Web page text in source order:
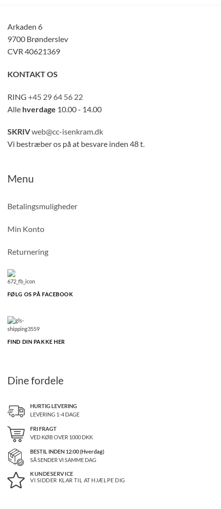
Arkaden 6
9700 Brønderslev
CVR 40621369
KONTAKT OS
RING +45 29 64 56 22
Alle hverdage 10.00 - 14.00
SKRIVweb@cc-isenkram.dk
Vi bestræber os på at besvare inden 48 t.
Menu
Betalingsmuligheder
Min Konto
Returnering
FØLG OS PÅ FACEBOOK
FIND DIN PAKKE HER
Dine fordele
HURTIG LEVERING
LEVERING 1-4 DAGE
FRI FRAGT
VED KØB OVER 1000DKK
BESTIL INDEN 12:00 (Hverdag)
SÅ SENDER VI SAMME DAG
KUNDESERVICE
VI SIDDER KLAR TIL AT HJÆLPE DIG